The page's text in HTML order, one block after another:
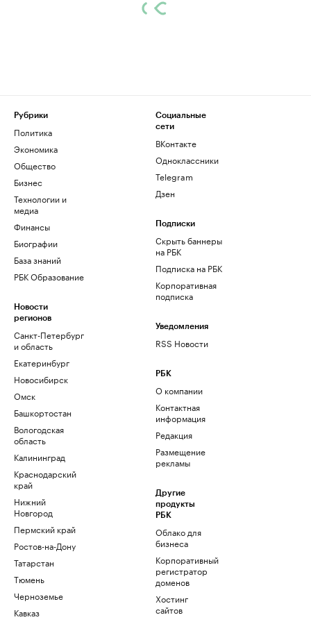
Рубрики
Политика
Экономика
Общество
Бизнес
Технологии и
медиа
Финансы
Биографии
База знаний
РБК Образование
Новости
регионов
Санкт-Петербург
и область
Екатеринбург
Новосибирск
Омск
Башкортостан
Вологодская
область
Калининград
Краснодарский
край
Нижний
Новгород
Пермский край
Ростов-на-Дону
Татарстан
Тюмень
Черноземье
Кавказ
Социальные
сети
ВКонтакте
Одноклассники
Telegram
Дзен
Подписки
Скрыть баннеры
на РБК
Подписка на РБК
Корпоративная
подписка
Уведомления
RSS Новости
РБК
О компании
Контактная
информация
Редакция
Размещение
рекламы
Другие
продукты
РБК
Облако для
бизнеса
Корпоративный
регистратор
доменов
Хостинг
сайтов